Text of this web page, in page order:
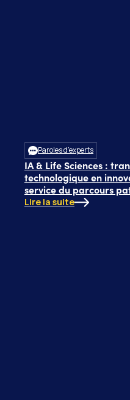
Paroles d’experts
IA & Life Sciences :
technologique en
service du parcours
Lire la suite